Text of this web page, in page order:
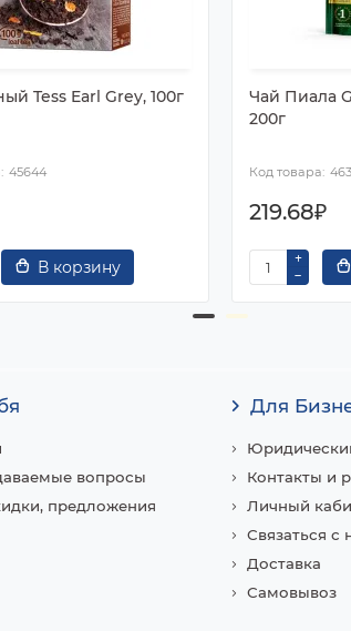
Tess Earl Grey, 100г
45644
В корзину
Чай Пиала
200г
219.68₽
вопросы
предложения
Для
Контакты и
Личный
Связаться с
Доставка
Самовывоз